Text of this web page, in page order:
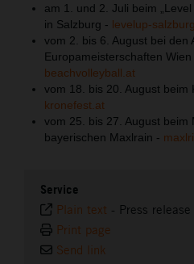
am 1. und 2. Juli beim
in Salzburg - levelup-
vom 2. bis 6. August bei den
Europameisterschaften
beachvolleyball.at
vom 18. bis 20. August beim
kronefest.at
vom 25. bis 27. August beim
bayerischen Maxlrain -
Service
Plain text - Press
Print page
Send link